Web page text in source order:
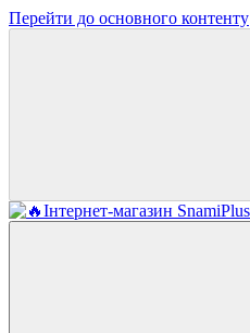
Перейти до основного контенту